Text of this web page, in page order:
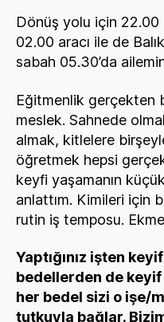
Dönüş yolu için 22.00
02.00 aracı ile de
sabah 05.30’da
Eğitmenlik gerçekten
meslek. Sahnede
almak, kitlelere
öğretmek hepsi
keyfi yaşamanın
anlattım. Kimileri için
rutin iş temposu.
Yaptığınız işten
bedellerden de keyif
her bedel sizi o işe/
tutkuyla bağlar.